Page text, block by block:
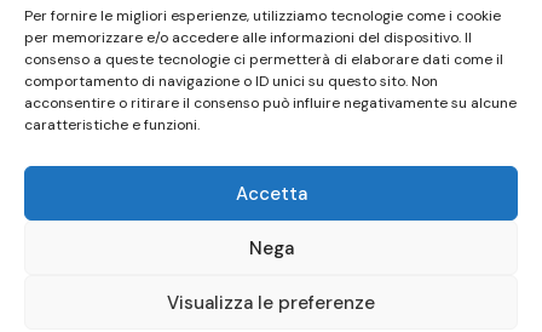
Per fornire le migliori esperienze, utilizziamo tecnologie come i cookie
per memorizzare e/o accedere alle informazioni del dispositivo. Il
consenso a queste tecnologie ci permetterà di elaborare dati come il
comportamento di navigazione o ID unici su questo sito. Non
acconsentire o ritirare il consenso può influire negativamente su alcune
caratteristiche e funzioni.
Accetta
Nega
Visualizza le preferenze
Festa nazionale dello Stocco, il 10 agosto c’è Fabrizio
Moro
Firenze - SEO BY SIMONE ROMPIETTI SR WEB
Le tue preferenze relative alla privacy